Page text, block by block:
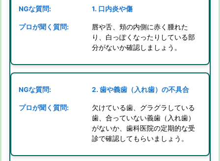
1. 口内炎や傷
唇や舌、頬の内側に赤く腫れた
り、白っぽくなったりしている部
分がないか確認しましょう。
2. 歯や義歯（入れ歯）の不具合
欠けている歯、グラグラしている
歯、合っていない義歯（入れ歯）
がないか、歯科医院の定期的な受
診で確認してもらいましょう。